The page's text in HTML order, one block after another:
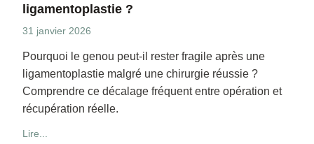
ligamentoplastie ?
31 janvier 2026
Pourquoi le genou peut-il rester fragile après une
ligamentoplastie malgré une chirurgie réussie ?
Comprendre ce décalage fréquent entre opération et
récupération réelle.
Lire...